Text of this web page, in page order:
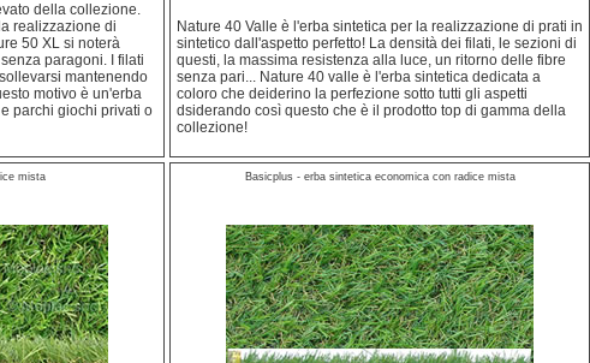
della collezione.
realizzazione di
50 XL si noterà
paragoni. I filati
mantenendo
motivo è un'erba
parchi giochi privati o
Nature 40 Valle è l'erba sintetica per la realizzazione di prati in
sintetico dall'aspetto perfetto! La densità dei filati, le sezioni di
questi, la massima resistenza alla luce, un ritorno delle fibre
senza pari... Nature 40 valle è l'erba sintetica dedicata a
coloro che deiderino la perfezione sotto tutti gli aspetti
dsiderando così questo che è il prodotto top di gamma della
collezione!
mista Basicplus - erba sintetica economica con radice mista